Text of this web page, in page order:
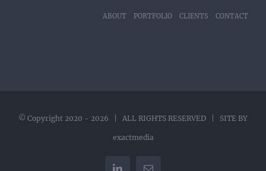
ABOUT PORTFOLIO CLIENTS CONTACT
© Copyright 2020 - 2026 | ALL RIGHTS RESERVED | SITE BY
exactmedia
LinkedInEmail